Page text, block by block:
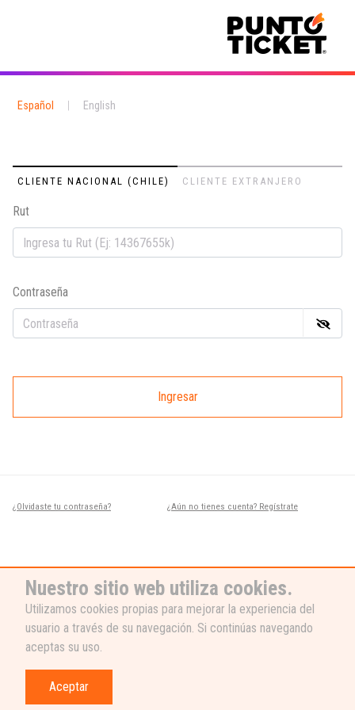
Español English
CLIENTE NACIONAL (CHILE) CLIENTE EXTRANJERO
Rut
Contraseña
Ingresar
¿Olvidaste tu contraseña? ¿Aún no tienes cuenta? Regístrate
Nuestro sitio web utiliza cookies.
Utilizamos cookies propias para mejorar la experiencia del
usuario a través de su navegación. Si continúas navegando
aceptas su uso.
Aceptar
¿NECESITAS AYUDA?
Nuestro equipo de soporte está listo